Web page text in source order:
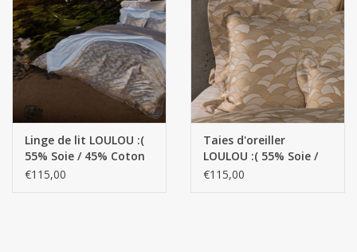
Linge de lit LOULOU :(
55% Soie / 45% Coton
égyptien GIZA - Fils
€115,00
Taies d'oreiller
LOULOU :( 55% Soie /
45% Coton égyptien
€115,00